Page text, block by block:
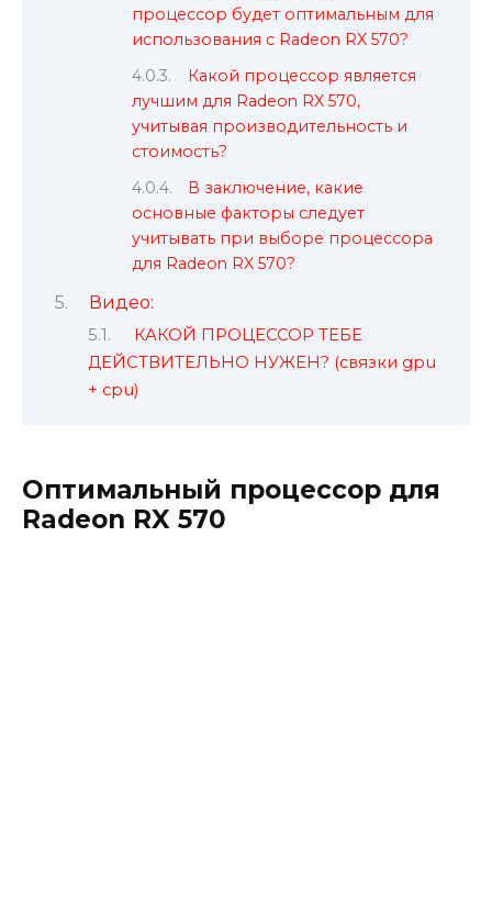
процессор будет оптимальным для
использования с Radeon RX 570?
Какой процессор является
лучшим для Radeon RX 570,
учитывая производительность и
стоимость?
В заключение, какие
основные факторы следует
учитывать при выборе процессора
для Radeon RX 570?
Видео:
КАКОЙ ПРОЦЕССОР ТЕБЕ
ДЕЙСТВИТЕЛЬНО НУЖЕН? (связки gpu
+ cpu)
Оптимальный процессор для
Radeon RX 570